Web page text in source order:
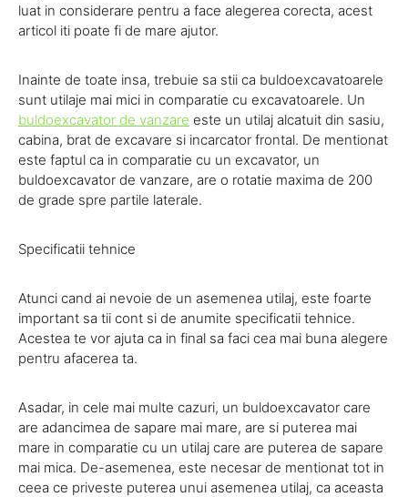
luat in considerare pentru a face alegerea corecta, acest
articol iti poate fi de mare ajutor.
Inainte de toate insa, trebuie sa stii ca buldoexcavatoarele
sunt utilaje mai mici in comparatie cu excavatoarele. Un
buldoexcavator de vanzare este un utilaj alcatuit din sasiu,
cabina, brat de excavare si incarcator frontal. De mentionat
este faptul ca in comparatie cu un excavator, un
buldoexcavator de vanzare, are o rotatie maxima de 200
de grade spre partile laterale.
Specificatii tehnice
Atunci cand ai nevoie de un asemenea utilaj, este foarte
important sa tii cont si de anumite specificatii tehnice.
Acestea te vor ajuta ca in final sa faci cea mai buna alegere
pentru afacerea ta.
Asadar, in cele mai multe cazuri, un buldoexcavator care
are adancimea de sapare mai mare, are si puterea mai
mare in comparatie cu un utilaj care are puterea de sapare
mai mica. De-asemenea, este necesar de mentionat tot in
ceea ce priveste puterea unui asemenea utilaj, ca aceasta